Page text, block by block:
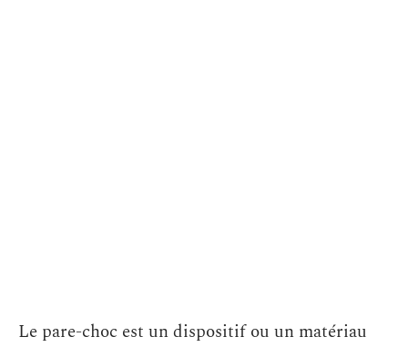
Le pare-choc est un dispositif ou un matériau